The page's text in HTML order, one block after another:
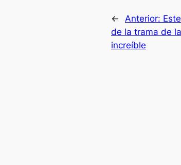
← Anterior:
de la trama de
increíble